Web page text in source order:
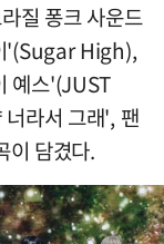
질 퐁크 사운드
'(Sugar High),
예스'(JUST
너라서 그래', 팬
담겼다.